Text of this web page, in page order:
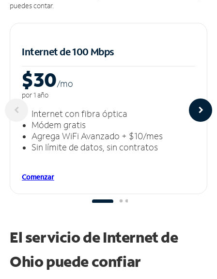
puedes contar.
Internet de 100 Mbps
$30/mo
por 1 año
Internet con fibra óptica
Módem gratis
Agrega WiFi Avanzado + $10/mes
Sin límite de datos, sin contratos
Comenzar
El servicio de Internet de
Ohio puedeconfiar